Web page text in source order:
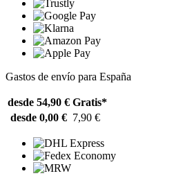
Gastos de envío para España
desde 54,90 € Gratis*
desde 0,00 € 7,90 €